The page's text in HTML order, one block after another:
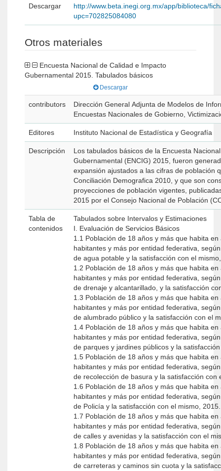
Descargar
http://www.beta.inegi.org.mx/app/biblioteca/
upc=702825084080
Otros materiales
Gubernamental 2015. Tabulados básicos
Descargar
contributors
Dirección General Adjunta de Modelos de
Encuestas Nacionales de Gobierno,
Editores Instituto Nacional de Estadística y Geografía
Descripción
Los tabulados básicos de la Encuesta
Gubernamental (ENCIG) 2015, fueron
expansión ajustados a las cifras de población
Conciliación Demografica 2010, y que son
proyecciones de población vigentes,
2015 por el Consejo Nacional de Población
Tabla de
contenidos
Tabulados sobre Intervalos y Estimaciones
I. Evaluación de Servicios Básicos
1.1 Población de 18 años y más que habita
habitantes y más por entidad federativa,
de agua potable y la satisfacción con el
1.2 Población de 18 años y más que habita
habitantes y más por entidad federativa,
de drenaje y alcantarillado, y la satisfacción
1.3 Población de 18 años y más que habita
habitantes y más por entidad federativa,
de alumbrado público y la satisfacción con el
1.4 Población de 18 años y más que habita
habitantes y más por entidad federativa,
de parques y jardines públicos y la
1.5 Población de 18 años y más que habita
habitantes y más por entidad federativa,
de recolección de basura y la satisfacción con
1.6 Población de 18 años y más que habita
habitantes y más por entidad federativa,
de Policía y la satisfacción con el mismo, 2015.
1.7 Población de 18 años y más que habita
habitantes y más por entidad federativa,
de calles y avenidas y la satisfacción con el
1.8 Población de 18 años y más que habita
habitantes y más por entidad federativa,
de carreteras y caminos sin cuota y la